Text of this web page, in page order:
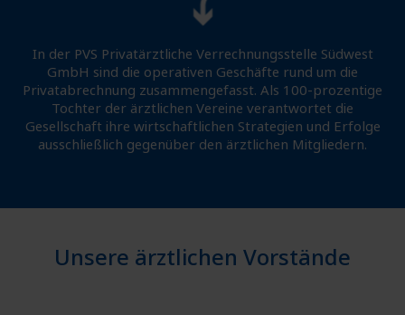
In der PVS Privatärztliche Verrechnungsstelle Südwest
GmbH sind die operativen Geschäfte rund um die
Privatabrechnung zusammengefasst. Als 100-prozentige
Tochter der ärztlichen Vereine verantwortet die
Gesellschaft ihre wirtschaftlichen Strategien und Erfolge
ausschließlich gegenüber den ärztlichen Mitgliedern.
Unsere ärztlichen Vorstände